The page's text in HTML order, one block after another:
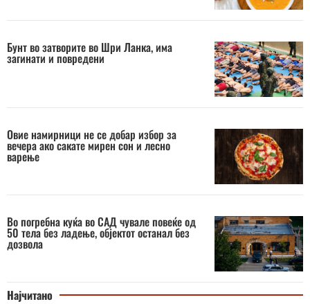
Бунт во затворите во Шри Ланка, има
загинати и повредени
Овие намирници не се добар избор за
вечера ако сакате мирен сон и лесно
варење
Во погребна куќа во САД чувале повеќе од
50 тела без ладење, објектот останал без
дозвола
Најчитано